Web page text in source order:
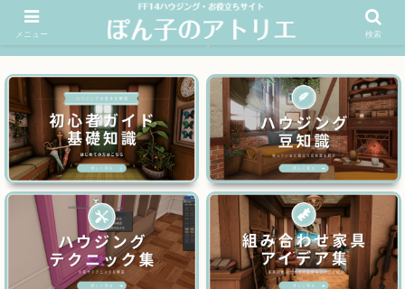
FF14ハウジングお役立ちサイト│ぽん子のアトリエを応援 >>
メニュー 検索